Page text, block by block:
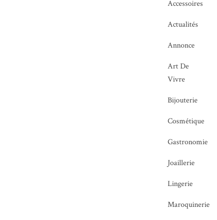
Accessoires
Actualités
Annonce
Art De
Vivre
Bijouterie
Cosmétique
Gastronomie
Joaillerie
Lingerie
Maroquinerie